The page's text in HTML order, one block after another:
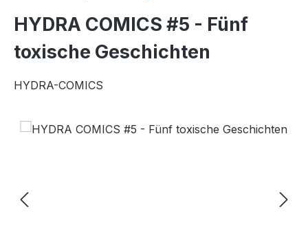
HYDRA COMICS #5 - Fünf
toxische Geschichten
HYDRA-COMICS
Bildergalerie überspringen